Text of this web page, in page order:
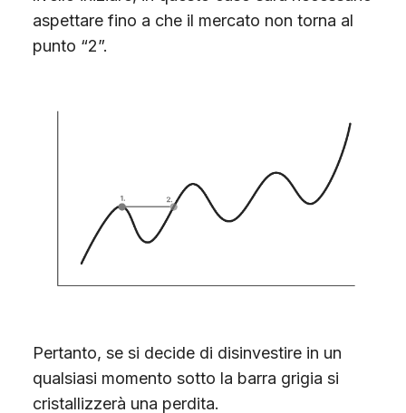
aspettare fino a che il mercato non torna al
punto “2”.
Pertanto, se si decide di disinvestire in un
qualsiasi momento sotto la barra grigia si
cristallizzerà una perdita.